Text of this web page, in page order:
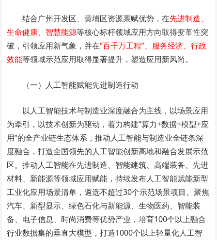
结合广州开发区、黄埔区资源禀赋优势，在先进制造、
生命健康、智慧能源等核心标杆领域应用方向取得变革性突
破，引领应用新气象，并在“百千万工程”、服务经济、行政
效能等领域示范应用取得显著提升，塑造应用新风尚。
（一）人工智能赋能先进制造行动
以人工智能技术与制造业深度融合为主线，以场景应用
为牵引，以技术创新为驱动，着力构建“算力+数据+模型+应
用”的全产业链生态体系，推动人工智能与制造业全链条深
度融合，打造全国领先的人工智能创新高地和融合发展示范
区。推动人工智能在先进制造、智能建筑、高端装备、先进
材料、新能源等领域应用赋能，持续发布人工智能赋能新型
工业化应用场景清单，遴选不超过30个示范场景项目。聚焦
汽车、新型显示、绿色石化与新能源、生物医药、智能装
备、电子信息、时尚消费等优势产业，培育100个以上融合
行业数据集的垂直大模型，打造1000个以上轻量化人工智